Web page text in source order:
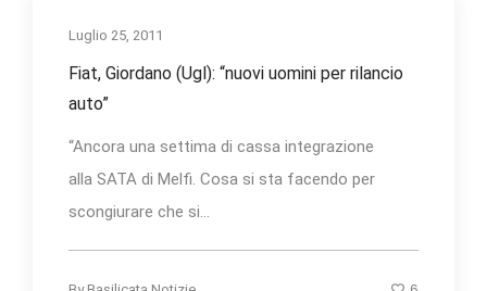
Luglio 25, 2011
Fiat, Giordano (Ugl): “nuovi uomini per rilancio
auto”
“Ancora una settima di cassa integrazione
alla SATA di Melfi. Cosa si sta facendo per
scongiurare che si...